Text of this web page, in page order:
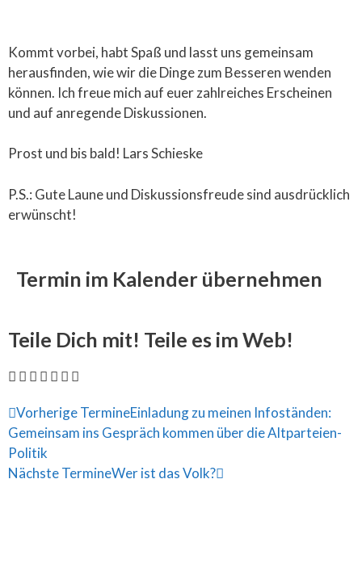
Kommt vorbei, habt Spaß und lasst uns gemeinsam
herausfinden, wie wir die Dinge zum Besseren wenden
können. Ich freue mich auf euer zahlreiches Erscheinen
und auf anregende Diskussionen.
Prost und bis bald! Lars Schieske
P.S.: Gute Laune und Diskussionsfreude sind ausdrücklich
erwünscht!
Termin im Kalender übernehmen
Teile Dich mit! Teile es im Web!
Vorherige TermineEinladung zu meinen Infoständen:
Gemeinsam ins Gespräch kommen über die Altparteien-
Politik
Nächste TermineWer ist das Volk?